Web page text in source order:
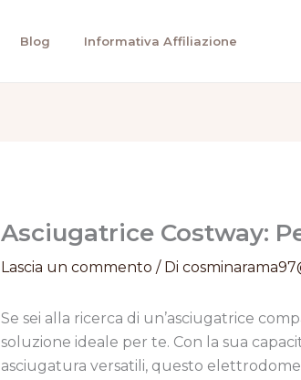
Blog Informativa Affiliazione
Asciugatrice Costway:
Lascia un commento / Di
Se sei alla ricerca di un’asciugatrice
soluzione ideale per te. Con la sua
asciugatura versatili, questo